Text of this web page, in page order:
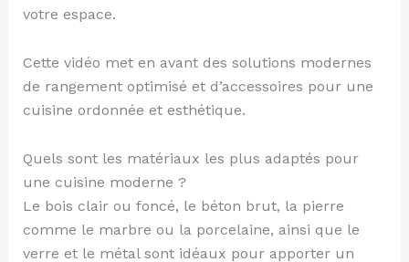
votre espace.
Cette vidéo met en avant des solutions modernes
de rangement optimisé et d’accessoires pour une
cuisine ordonnée et esthétique.
Quels sont les matériaux les plus adaptés pour
une cuisine moderne ?
Le bois clair ou foncé, le béton brut, la pierre
comme le marbre ou la porcelaine, ainsi que le
verre et le métal sont idéaux pour apporter un